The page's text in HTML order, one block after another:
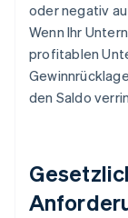
oder negativ
Wenn Ihr
profitablen
den Saldo